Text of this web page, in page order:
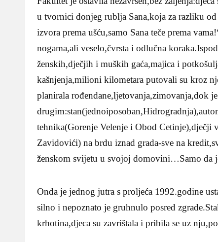
u tvornici donjeg rublja Sana,koja za razliku
izvora prema ušću,samo Sana teče prema
nogama,ali veselo,čvrsta i odlučna
ženskih,dječjih i muških gaća,majica i
kašnjenja,milioni kilometara putovali su kroz
planirala rođendane,ljetovanja,zimovanja,dok
tehnika(Gorenje Velenje i Obod
Zavidovići) na brdu iznad grada-sve na
ženskom svijetu u svojoj domovini…Samo da
Onda je jednog jutra s proljeća 1992.godine
silno i nepoznato je gruhnulo posred
krhotina,djeca su zavrištala i pribila se uz